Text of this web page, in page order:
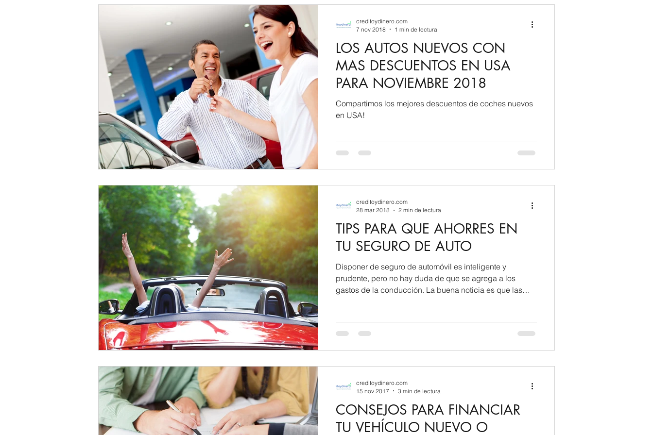
LOS AUTOS NUEVOS CON
MAS DESCUENTOS EN USA
PARA NOVIEMBRE 2018
Compartimos los mejores descuentos de coches nuevos
en USA!
creditoydinero.com
7 nov 2018
1 min de lectura
TIPS PARA QUE AHORRES EN
TU SEGURO DE AUTO
Disponer de seguro de automóvil es inteligente y
prudente, pero no hay duda de que se agrega a los
gastos de la conducción. La buena noticia es que las
la renovación para asegurarse de que su seguro está en
sintonía con sus necesidades, y siga estos pasos
prácticos para reducir sus gastos en su póliza de
creditoydinero.com
28 mar 2018
2 min de lectura
CONSEJOS PARA FINANCIAR
TU VEHÍCULO NUEVO O
creditoydinero.com
15 nov 2017
3 min de lectura